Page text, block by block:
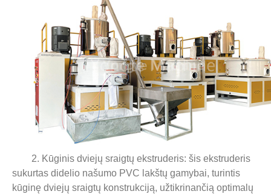
2. Kūginis dviejų sraigtų ekstruderis: šis ekstruderis
sukurtas didelio našumo PVC lakštų gamybai, turintis
kūginę dviejų sraigtų konstrukciją, užtikrinančią optimalų